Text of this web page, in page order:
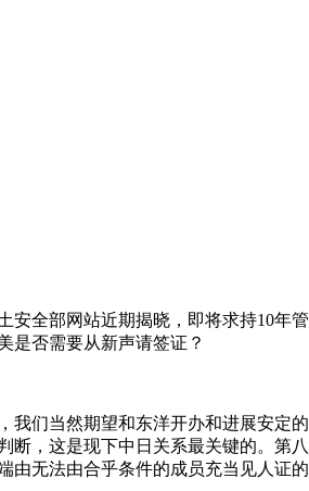
安全部网站近期揭晓，即将求持10年
是否需要从新声请签证？
我们当然期望和东洋开办和进展安
断，这是现下中日关系最关键的。
无法由合乎条件的成员充当见人证